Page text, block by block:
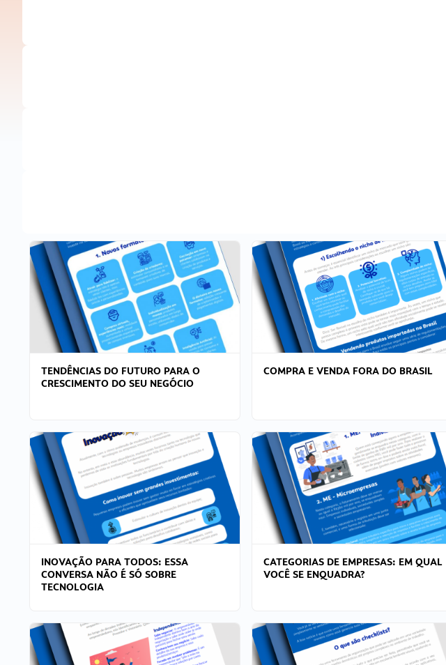
TENDÊNCIAS DO FUTURO PARA O
CRESCIMENTO DO SEU NEGÓCIO
COMPRA E VENDA FORA DO BRASIL
INOVAÇÃO PARA TODOS: ESSA
CONVERSA NÃO É SÓ SOBRE
TECNOLOGIA
CATEGORIAS DE EMPRESAS: EM QUAL
VOCÊ SE ENQUADRA?